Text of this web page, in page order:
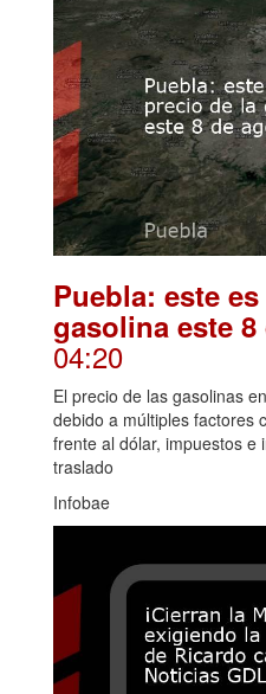
Puebla: este
gasolina este
04:20
El precio de las gasolinas
debido a múltiples factores
frente al dólar, impuestos e
traslado
Infobae